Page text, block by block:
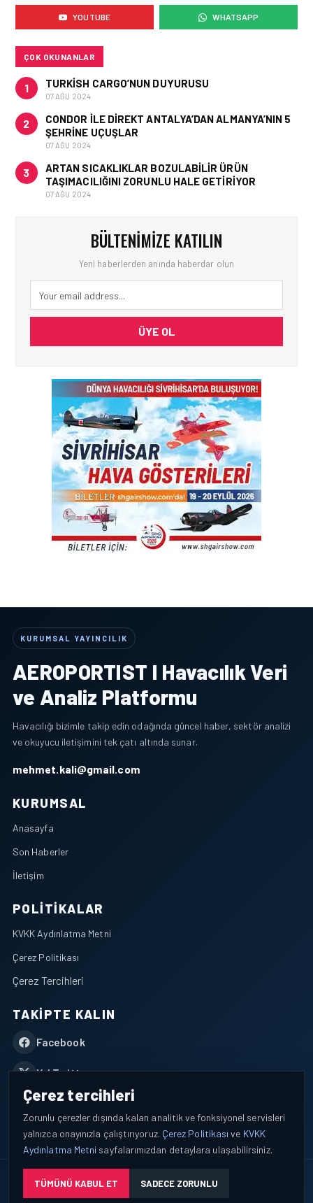
ÇELEBI HAVACILIK
MACARISTAN’DAN
BUDAPEŞTE GÖNÜLLÜ
YOUTUBE WHATSAPP
ÇOK OKUNANLAR
1 TURKISH CARGO’NUN DUYURUSU
07 AĞU 2024
2
CONDOR ILE DIREKT ANTALYA’DAN ALMANYA’NIN 5
ŞEHRINE UÇUŞLAR
07 AĞU 2024
3
ARTAN SICAKLIKLAR BOZULABILIR ÜRÜN
TAŞIMACILIĞINI ZORUNLU HALE GETIRIYOR
07 AĞU 2024
BÜLTENIMIZE KATILIN
Yeni haberlerden anında haberdar olun
ÜYE OL
KURUMSAL YAYINCILIK
AEROPORTIST I Havacılık Veri
ve Analiz Platformu
Havacılığı bizimle takip edin odağında güncel haber, sektör analizi
ve okuyucu iletişimini tek çatı altında sunar.
mehmet.kali@gmail.com
KURUMSAL
Anasayfa
Son Haberler
İletişim
POLITIKALAR
KVKK Aydınlatma Metni
Çerez Politikası
Çerez Tercihleri
TAKIPTE KALIN
Facebook
X / Twitter
YouTube
WhatsApp
© 2026 AEROPORTIST I Havacılık Veri ve Analiz Platformu. Tüm
Çerez tercihleri
Zorunlu çerezler dışında kalan analitik ve fonksiyonel servisleri
yalnızca onayınızla çalıştırıyoruz. Çerez Politikası ve KVKK
Aydınlatma Metni sayfalarımızdan detaylara ulaşabilirsiniz.
TÜMÜNÜ KABUL ET SADECE ZORUNLU